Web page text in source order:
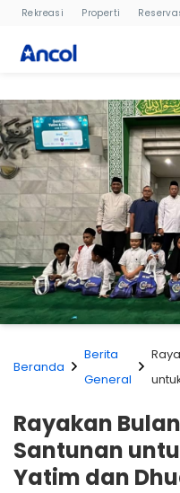
Rekreasi Properti
Beranda
Berita
General
Rayakan
Santunan
Yatim dan